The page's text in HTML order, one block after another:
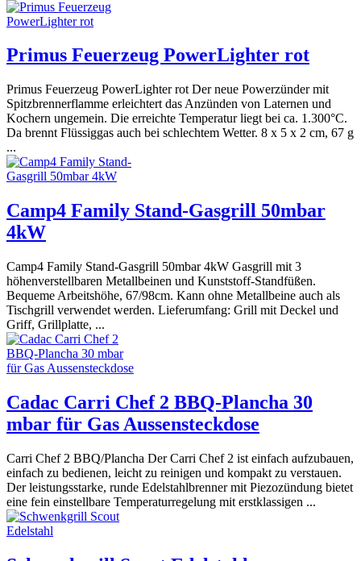
Primus Feuerzeug PowerLighter rot
Primus Feuerzeug PowerLighter rot Der neue Powerzünder mit
Spitzbrennerflamme erleichtert das Anzünden von Laternen und
Kochern ungemein. Die erreichte Temperatur liegt bei ca. 1.300°C.
Da brennt Flüssiggas auch bei schlechtem Wetter. 8 x 5 x 2 cm, 67 g
...
Camp4 Family Stand-Gasgrill 50mbar
4kW
Camp4 Family Stand-Gasgrill 50mbar 4kW Gasgrill mit 3
höhenverstellbaren Metallbeinen und Kunststoff-Standfüßen.
Bequeme Arbeitshöhe, 67/98cm. Kann ohne Metallbeine auch als
Tischgrill verwendet werden. Lieferumfang: Grill mit Deckel und
Griff, Grillplatte, ...
Cadac Carri Chef 2 BBQ-Plancha 30
mbar für Gas Aussensteckdose
Carri Chef 2 BBQ/Plancha Der Carri Chef 2 ist einfach aufzubauen,
einfach zu bedienen, leicht zu reinigen und kompakt zu verstauen.
Der leistungsstarke, runde Edelstahlbrenner mit Piezozündung bietet
eine fein einstellbare Temperaturregelung mit erstklassigen ...